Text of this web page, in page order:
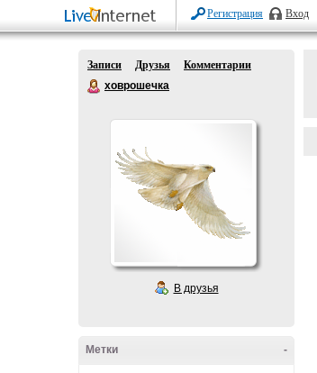
Регистрация Вход
Записи Друзья
Комментарии
ховрошечка
В друзья
-
Метки